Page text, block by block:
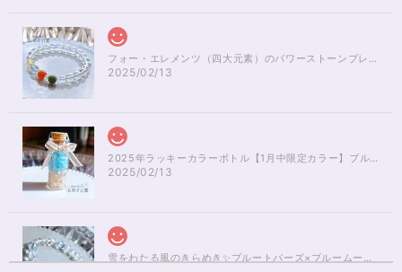
フォー・エレメンツ（四大元素）のパワーストーンブレスレット✨レインボーオーラ16cm
2025/02/13
2025年ラッキーカラーボトル【1月中限定カラー】ブルーアパタイト×ルチルクォーツさざれ石
2025/02/13
雪をわたる風のきらめき✨ブルートパーズ×ブルームーンストーンブレスレット17cm